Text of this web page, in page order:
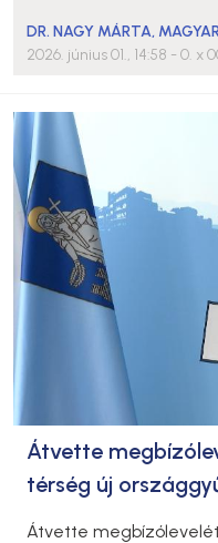
DR. NAGY MÁRTA,
2026. június 01., 14:58 - 0. x
Átvette
térség új
Átvette